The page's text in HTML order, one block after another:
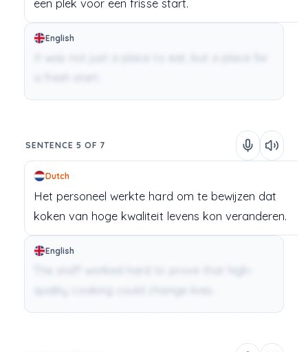
een plek voor een frisse start.
English
SENTENCE 5 OF 7
Dutch
Het personeel werkte hard om te bewijzen dat
koken van hoge kwaliteit levens kon veranderen.
English